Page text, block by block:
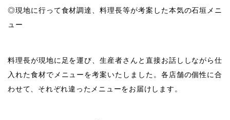
◎現地に行って食材調達、料理長等が考案した本気の石垣メニ
ュー
料理長が現地に足を運び、生産者さんと直接お話ししながら仕
入れた食材でメニューを考案いたしました。各店舗の個性に合
わせて、それぞれ違ったメニューをお届けします。